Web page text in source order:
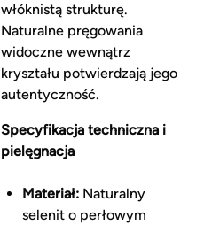
włóknistą strukturę.
Naturalne pręgowania
widoczne wewnątrz
kryształu potwierdzają jego
autentyczność.
Specyfikacja techniczna i
pielęgnacja
Materiał:Naturalny
selenit o perłowym